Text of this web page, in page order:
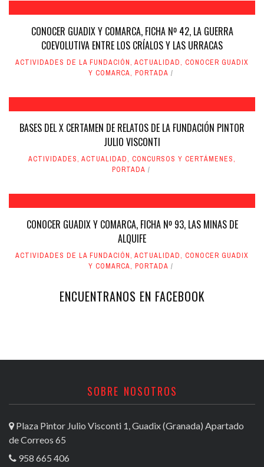
CONOCER GUADIX Y COMARCA, FICHA Nº 42, LA GUERRA
COEVOLUTIVA ENTRE LOS CRÍALOS Y LAS URRACAS
ACTIVIDADES DE LA FUNDACIÓN, ACTUALIDAD, CONOCER GUADIX
Y COMARCA, PORTADA
BASES DEL X CERTAMEN DE RELATOS DE LA FUNDACIÓN PINTOR
JULIO VISCONTI
ACTIVIDADES, ACTUALIDAD, CONCURSOS Y CERTÁMENES,
PORTADA
CONOCER GUADIX Y COMARCA, FICHA Nº 93, LAS MINAS DE
ALQUIFE
ACTIVIDADES DE LA FUNDACIÓN, ACTUALIDAD, CONOCER GUADIX
Y COMARCA, PORTADA
ENCUENTRANOS EN FACEBOOK
SOBRE NOSOTROS
Plaza Pintor Julio Visconti 1, Guadix (Granada) Apartado
de Correos 65
958 665 406